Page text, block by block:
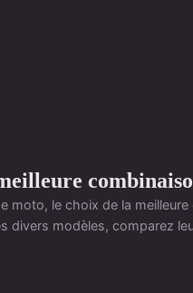
moto, le choix de la
divers modèles, comparez